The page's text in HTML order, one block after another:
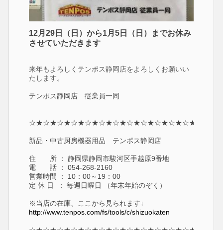
12月29日（日）から1月5日（日）までお休み
させていただきます
来年もよろしくテンポス静岡店をよろしくお願いい
たします。
テンポス静岡店 従業員一同
☆★☆★☆★☆★☆★☆★☆★☆★☆★☆★☆★☆★☆
新品・中古厨房機器用品 テンポス静岡店
住 所 ： 静岡県静岡市駿河区手越原9番地
電 話 ： 054-268-2160
営業時間 ： 10：00～19：00
定 休 日 ： 毎週日曜日 （年末年始のぞく）
※当店の在庫、ここから見られます↓
http://www.tenpos.com/fs/tools/c/shizuokaten